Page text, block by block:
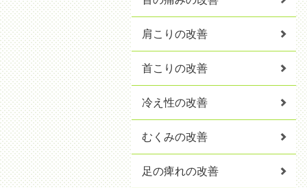
肩こりの改善
首こりの改善
冷え性の改善
むくみの改善
足の痺れの改善